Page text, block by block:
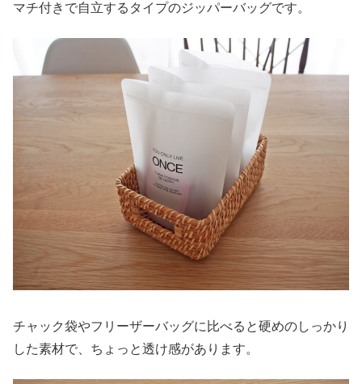
マチ付きで自立するタイプのジッパーバッグです。
チャック袋やフリーザーバッグに比べると硬めのしっかり
した素材で、ちょっと透け感があります。